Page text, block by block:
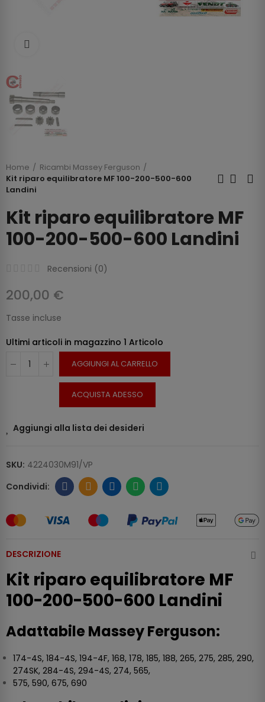
Home
Ricambi Massey Ferguson
Kit riparo equilibratore MF 100-200-500-600
Landini
Kit riparo equilibratore MF
100-200-500-600 Landini
Recensioni (0)
200,00 €
Tasse incluse
Ultimi articoli in magazzino 1 Articolo
AGGIUNGI AL CARRELLO
ACQUISTA ADESSO
Aggiungi alla lista dei desideri
SKU: 4224030M91/VP
DESCRIZIONE
Kit riparo equilibratore MF
100-200-500-600 Landini
Adattabile Massey Ferguson:
174-4S, 184-4S, 194-4F, 168, 178, 185, 188, 265, 275, 285, 290,
274SK, 284-4S, 294-4S, 274, 565,
575, 590, 675, 690